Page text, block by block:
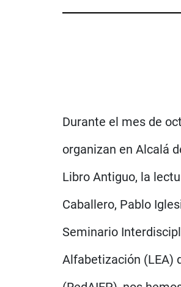
Durante el mes de
organizan en Alcalá
Libro Antiguo, la
Caballero, Pablo
Seminario
Alfabetización (LEA)